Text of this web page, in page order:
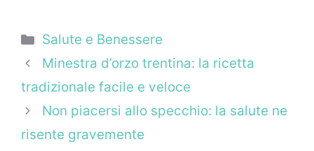
Categorie
Salute e Benessere
Minestra d’orzo trentina: la ricetta
tradizionale facile e veloce
Non piacersi allo specchio: la salute ne
risente gravemente